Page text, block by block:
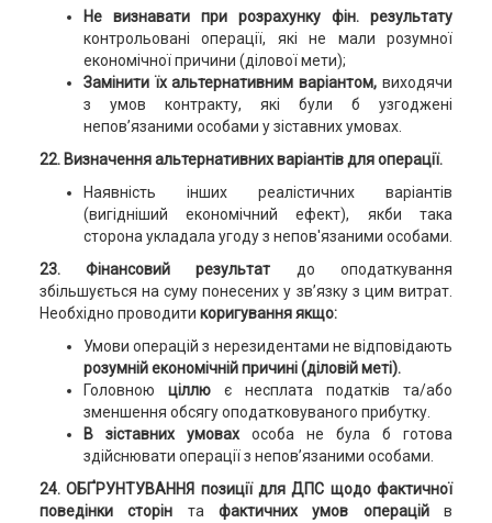
Не визнавати при розрахунку фін. результату
контрольовані операції, які не мали розумної
економічної причини (ділової мети);
Замінити їх альтернативним варіантом, виходячи
з умов контракту, які були б узгоджені
непов’язаними особами у зіставних умовах.
22. Визначення альтернативних варіантів для операції.
Наявність інших реалістичних варіантів
(вигідніший економічний ефект), якби така
сторона укладала угоду з непов'язаними особами.
23. Фінансовий результат до оподаткування
збільшується на суму понесених у зв’язку з цим витрат.
Необхідно проводити коригування якщо:
Умови операцій з нерезидентами не відповідають
розумній економічній причині (діловій меті).
Головною ціллю є несплата податків та/або
зменшення обсягу оподатковуваного прибутку.
В зіставних умовахособа не була б готова
здійснювати операції з непов’язаними особами.
24. ОБҐРУНТУВАННЯ позиції для ДПС щодо фактичної
поведінки сторін
тафактичних умов операційв